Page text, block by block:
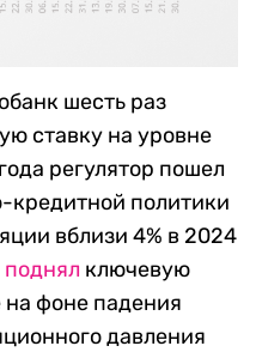
шесть раз
ставку на уровне
регулятор пошел
политики
вблизи 4% в 2024
поднял ключевую
на фоне падения
давления